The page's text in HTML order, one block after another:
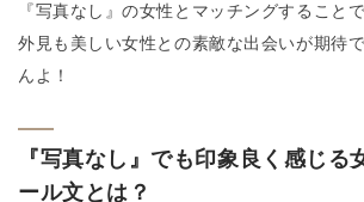
『写真なし』の女性とマッチングすること
外見も美しい女性との素敵な出会いが期待
んよ！
『写真なし』でも印象良く感じる
ール文とは？